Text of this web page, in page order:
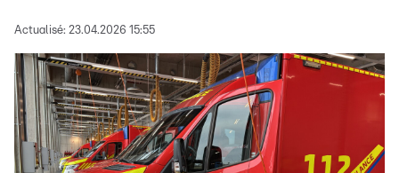
Actualisé: 23.04.2026 15:55